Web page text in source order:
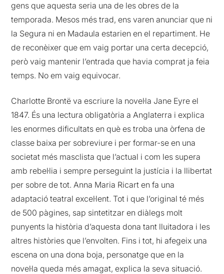
gens que aquesta seria una de les obres de la
temporada. Mesos més trad, ens varen anunciar que ni
la Segura ni en Madaula estarien en el repartiment. He
de reconèixer que em vaig portar una certa decepció,
però vaig mantenir l’entrada que havia comprat ja feia
temps. No em vaig equivocar.
Charlotte Brontë va escriure la novel·la Jane Eyre el
1847. És una lectura obligatòria a Anglaterra i explica
les enormes dificultats en què es troba una òrfena de
classe baixa per sobreviure i per formar-se en una
societat més masclista que l’actual i com les supera
amb rebel·lia i sempre perseguint la justícia i la llibertat
per sobre de tot. Anna Maria Ricart en fa una
adaptació teatral excel·lent. Tot i que l’original té més
de 500 pàgines, sap sintetitzar en diàlegs molt
punyents la història d’aquesta dona tant lluitadora i les
altres històries que l’envolten. Fins i tot, hi afegeix una
escena on una dona boja, personatge que en la
novel·la queda més amagat, explica la seva situació.